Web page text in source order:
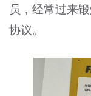
员，经常过来
协议。